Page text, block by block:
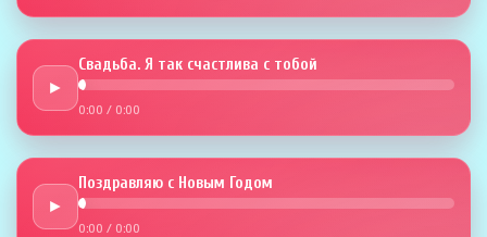
►
Свадьба. Я так счастлива с тобой
0:00 / 0:00
►
Поздравляю с Новым Годом
0:00 / 0:00